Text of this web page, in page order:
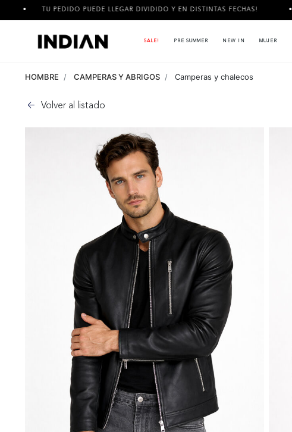
TU PEDIDO PUEDE LLEGAR DIVIDIDO Y EN DISTINTAS FECHAS! 3
SALE! PRE SUMMER NEW IN MUJER
HOMBRE CAMPERAS Y ABRIGOS Camperas y chalecos
Volver al listado